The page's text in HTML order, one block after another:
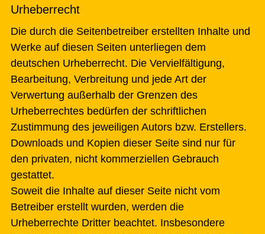
Urheberrecht
Die durch die Seitenbetreiber erstellten Inhalte und
Werke auf diesen Seiten unterliegen dem
deutschen Urheberrecht. Die Vervielfältigung,
Bearbeitung, Verbreitung und jede Art der
Verwertung außerhalb der Grenzen des
Urheberrechtes bedürfen der schriftlichen
Zustimmung des jeweiligen Autors bzw. Erstellers.
Downloads und Kopien dieser Seite sind nur für
den privaten, nicht kommerziellen Gebrauch
gestattet.
Soweit die Inhalte auf dieser Seite nicht vom
Betreiber erstellt wurden, werden die
Urheberrechte Dritter beachtet. Insbesondere